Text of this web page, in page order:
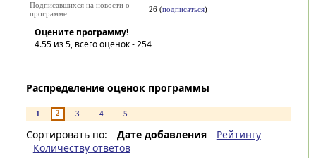
Подписавшихся на новости о
программе
26 (подписаться)
Оцените программу!
4.55из 5, всего оценок -254
Распределение оценок программы
1 2 3 4 5
Сортировать по: Дате добавления
Рейтингу
Количеству ответов